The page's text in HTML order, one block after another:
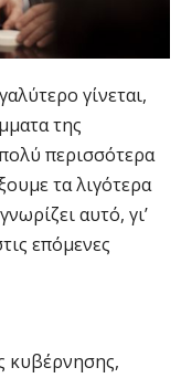
γίνεται,
της
περισσότερα
τα λιγότερα
αυτό, γι’
επόμενες
κυβέρνησης,